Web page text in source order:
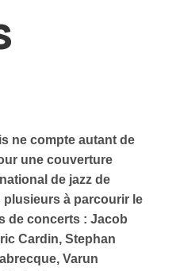
ne compte autant de
une couverture
de jazz de
plusieurs à parcourir le
de concerts : Jacob
Cardin, Stephan
Varun